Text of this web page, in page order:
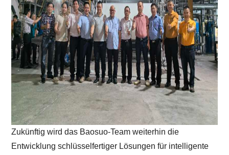
Zukünftig wird das Baosuo-Team weiterhin die
Entwicklung schlüsselfertiger Lösungen für intelligente